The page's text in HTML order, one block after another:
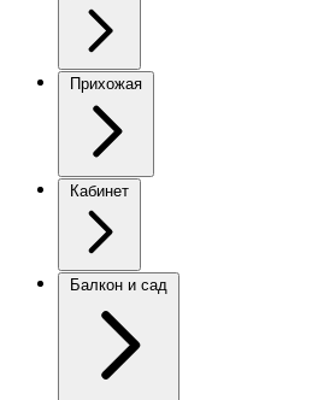
Прихожая
Кабинет
Балкон и сад